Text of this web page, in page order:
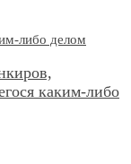
каким-либо